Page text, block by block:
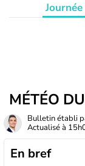
Journée
MÉTÉO
Bulletin établi
Actualisé à
En bref